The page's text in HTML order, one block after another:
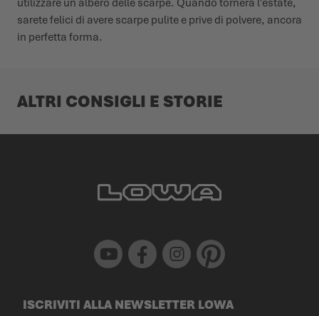
utilizzare un albero delle scarpe. Quando tornerà l'estate,
sarete felici di avere scarpe pulite e prive di polvere, ancora
in perfetta forma.
ALTRI CONSIGLI E STORIE
Youtube Facebook Instagram Pinterest
ISCRIVITI ALLA NEWSLETTER LOWA